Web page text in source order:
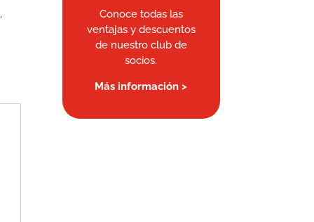
Conoce todas las
ventajas y descuentos
de nuestro club de
socios.
Más información >